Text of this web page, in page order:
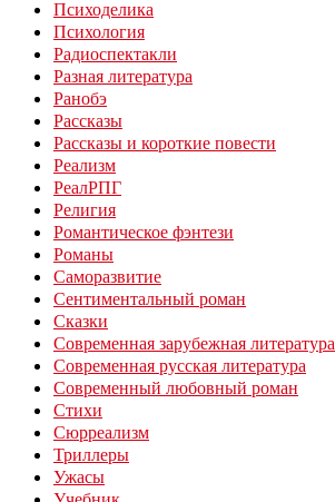
Психоделика
Психология
Радиоспектакли
Разная литература
Ранобэ
Рассказы
Рассказы и короткие повести
Реализм
РеалРПГ
Религия
Романтическое фэнтези
Романы
Саморазвитие
Сентиментальный роман
Сказки
Современная зарубежная литература
Современная русская литература
Современный любовный роман
Стихи
Сюрреализм
Триллеры
Ужасы